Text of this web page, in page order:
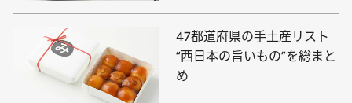
47都道府県の手土産リスト
“西日本の旨いもの”を総まと
め